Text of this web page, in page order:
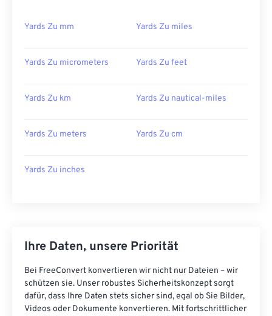
Yards Zu mm Yards Zu miles
Yards Zu micrometers Yards Zu feet
Yards Zu km Yards Zu nautical-miles
Yards Zu meters Yards Zu cm
Yards Zu inches
Ihre Daten, unsere Priorität
Bei FreeConvert konvertieren wir nicht nur Dateien – wir
schützen sie. Unser robustes Sicherheitskonzept sorgt
dafür, dass Ihre Daten stets sicher sind, egal ob Sie Bilder,
Videos oder Dokumente konvertieren. Mit fortschrittlicher